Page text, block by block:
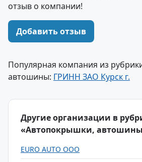
отзыв о компании!
Добавить отзыв
Популярная компания из
автошины: ГРИНН ЗАО Курск г.
Другие организации в
«Автопокрышки,
EURO AUTO ООО